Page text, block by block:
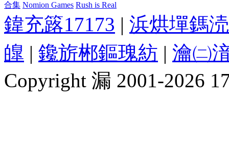
合集 Nomion Games Rush is Real
鍏充簬17173 | 浜烘墠鎷
皥 | 鑱旂郴鏂瑰紡 | 瀹㈡
Copyright 漏 2001-2026